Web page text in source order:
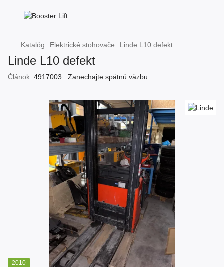
Katalóg Elektrické stohovače Linde L10 defekt
Linde L10 defekt
Článok: 4917003 Zanechajte spätnú väzbu
2010